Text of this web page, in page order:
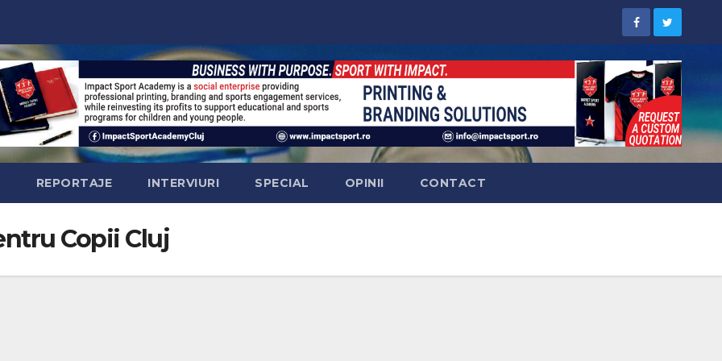
REPORTAJE INTERVIURI SPECIAL OPINII CONTACT
Copii Cluj